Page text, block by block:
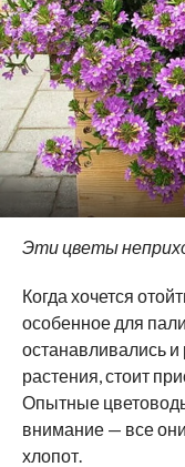
Эти цветы
Когда хочется
особенное для
останавливались
растения, стоит
Опытные
внимание — все
хлопот.